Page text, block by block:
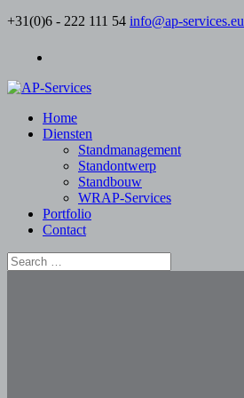
+31(0)6 - 222 111 54 info@ap-services.eu
Home
Diensten
Standmanagement
Standontwerp
Standbouw
WRAP-Services
Portfolio
Contact